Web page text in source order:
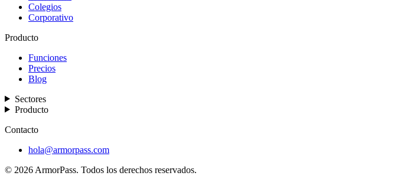
Colegios
Corporativo
Producto
Funciones
Precios
Blog
Sectores
Producto
Contacto
hola@armorpass.com
© 2026 ArmorPass. Todos los derechos reservados.